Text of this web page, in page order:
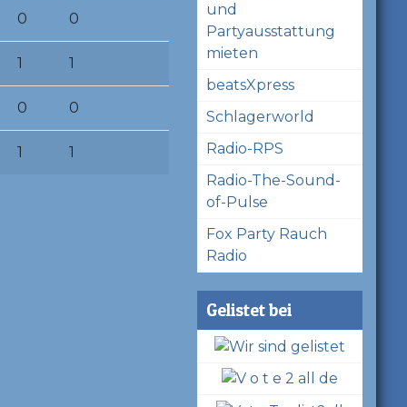
0 0
1 1
0 0
1 1
und
Partyausstattung
mieten
beatsXpress
Schlagerworld
Radio-RPS
Radio-The-Sound-
of-Pulse
Fox Party Rauch
Radio
Gelistet bei